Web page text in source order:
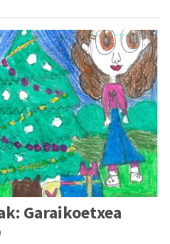
Garaikoetxea